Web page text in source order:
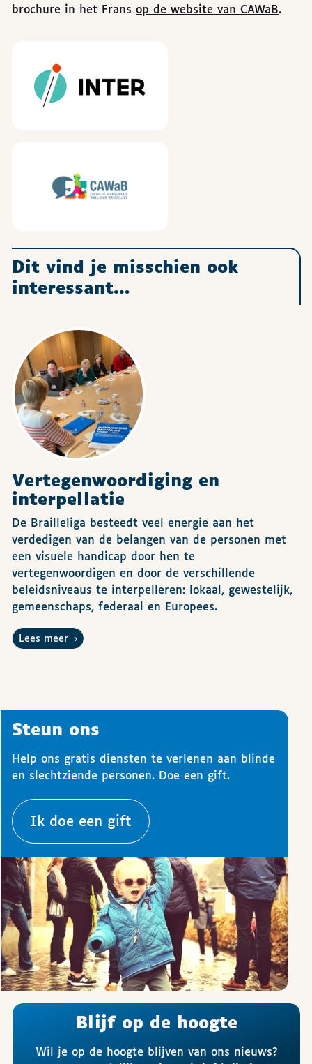
brochure in het Frans op de website van CAWaB.
Dit vind je misschien ook
interessant…
Vertegenwoordiging en
interpellatie
De Brailleliga besteedt veel energie aan het
verdedigen van de belangen van de personen met
een visuele handicap door hen te
vertegenwoordigen en door de verschillende
beleidsniveaus te interpelleren: lokaal, gewestelijk,
gemeenschaps, federaal en Europees.
Lees meer
Steun ons
Help ons gratis diensten te verlenen aan blinde
en slechtziende personen. Doe een gift.
Ik doe een gift
Blijf op de hoogte
Wil je op de hoogte blijven van ons nieuws?